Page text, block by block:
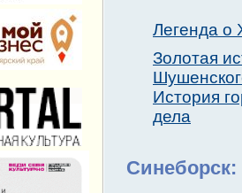
Легенда о
Золотая
История
дела
Синеборск: